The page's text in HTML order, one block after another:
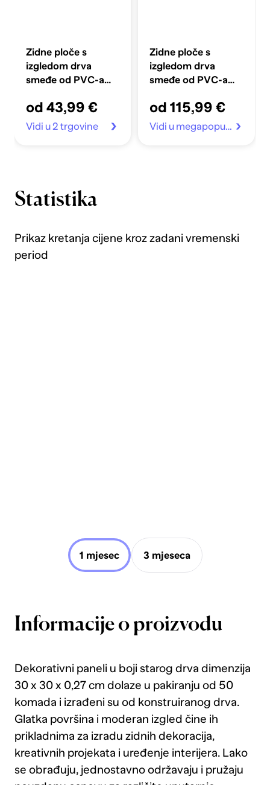
Zidne ploče s
izgledom drva
smeđe od PVC-a
od 43,99 €
Vidi u 2 trgovine
Zidne ploče s
izgledom drva
smeđe od PVC-a
od 115,99 €
Vidi u megapopust.hr
Statistika
Prikaz kretanja cijene kroz zadani vremenski
period
1 mjesec 3 mjeseca
Informacije o proizvodu
Dekorativni paneli u boji starog drva dimenzija
30 x 30 x 0,27 cm dolaze u pakiranju od 50
komada i izrađeni su od konstruiranog drva.
Glatka površina i moderan izgled čine ih
prikladnima za izradu zidnih dekoracija,
kreativnih projekata i uređenje interijera. Lako
se obrađuju, jednostavno održavaju i pružaju